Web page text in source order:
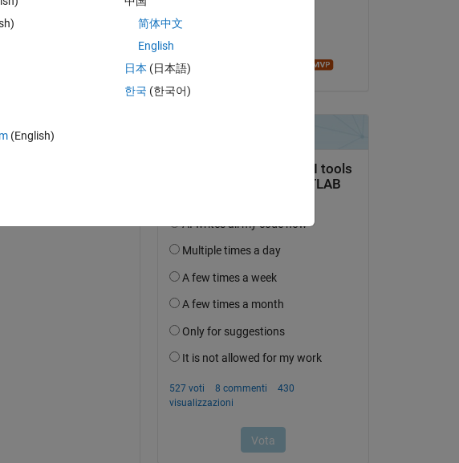
(English)
简体中文
English
日本 (日本語)
한국 (한국어)